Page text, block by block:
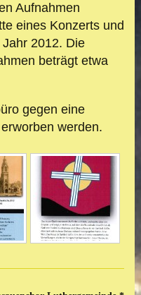
Aufnahmen
eines Konzerts und
2012. Die
beträgt etwa
gegen eine
werden.